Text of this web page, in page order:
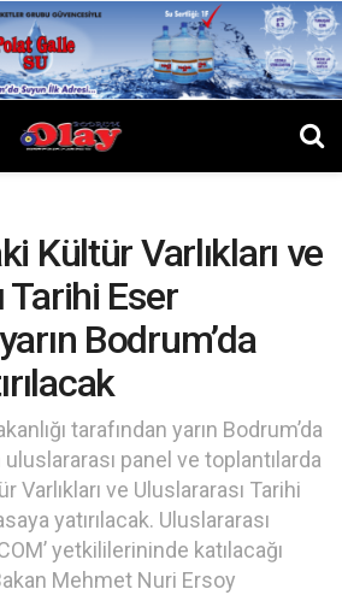
Kültür Varlıkları ve
Tarihi Eser
Bodrum’da
tarafından yarın Bodrum’da
panel ve toplantılarda
Varlıkları ve Uluslararası Tarihi
yatırılacak. Uluslararası
yetkililerininde katılacağı
Mehmet Nuri Ersoy